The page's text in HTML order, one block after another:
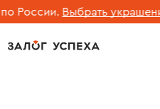
России. Выбрать украшение